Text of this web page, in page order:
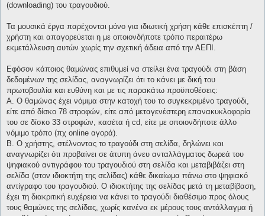
(downloading) του τραγουδιού.
Τα μουσικά έργα παρέχονται μόνο για ιδιωτική χρήση κάθε επισκέπτη /
χρήστη και απαγορεύεται η με οποιονδήποτε τρόπο περαιτέρω
εκμετάλλευση αυτών χωρίς την σχετική άδεια από την ΑΕΠΙ.
Εφόσον κάποιος θαμώνας επιθυμεί να στείλει ένα τραγούδι στη βάση
δεδομένων της σελίδας, αναγνωρίζει ότι το κάνει με δική του
πρωτοβουλία και ευθύνη και με τις παρακάτω προϋποθέσεις:
Α. Ο θαμώνας έχει νόμιμα στην κατοχή του το συγκεκριμένο τραγούδι,
είτε από δίσκο 78 στροφών, είτε από μεταγενέστερη επανακυκλοφορία
του σε δίσκο 33 στροφών, κασέτα ή cd, είτε με οποιονδήποτε άλλο
νόμιμο τρόπο (πχ online αγορά).
Β. Ο χρήστης, στέλνοντας το τραγούδι στη σελίδα, δηλώνει και
αναγνωρίζει ότι προβαίνει σε άτυπη άνευ ανταλλάγματος δωρεά του
ψηφιακού αντιγράφου του τραγουδιού στη σελίδα και μεταβιβάζει στη
σελίδα (στον ιδιοκτήτη της σελίδας) κάθε δικαίωμα πάνω στο ψηφιακό
αντίγραφο του τραγουδιού. Ο ιδιοκτήτης της σελίδας μετά τη μεταβίβαση,
έχει τη διακριτική ευχέρεια να κάνει το τραγούδι διαθέσιμο προς όλους
τους θαμώνες της σελίδας, χωρίς κανένα εκ μέρους τους αντάλλαγμα ή